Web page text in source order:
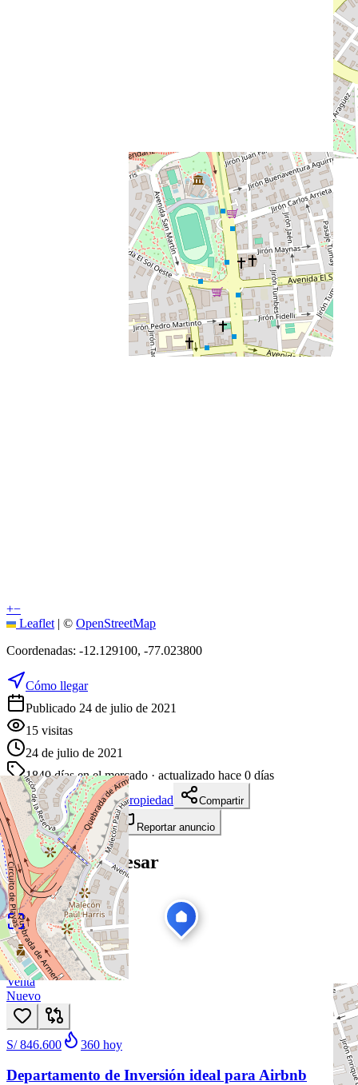
+−
Leaflet | © OpenStreetMap
Coordenadas: -12.129100, -77.023800
Cómo llegar
Publicado 24 de julio de 2021
15 visitas
24 de julio de 2021
1840días en el mercado · actualizado hace 0 días
Descargar ficha de propiedad
Compartir
Añadir a tablero Reportar anuncio
Te puede interesar
Ver todas
1/55
Venta
Nuevo
S/ 846.600 360 hoy
Departamento de Inversión ideal para Airbnb